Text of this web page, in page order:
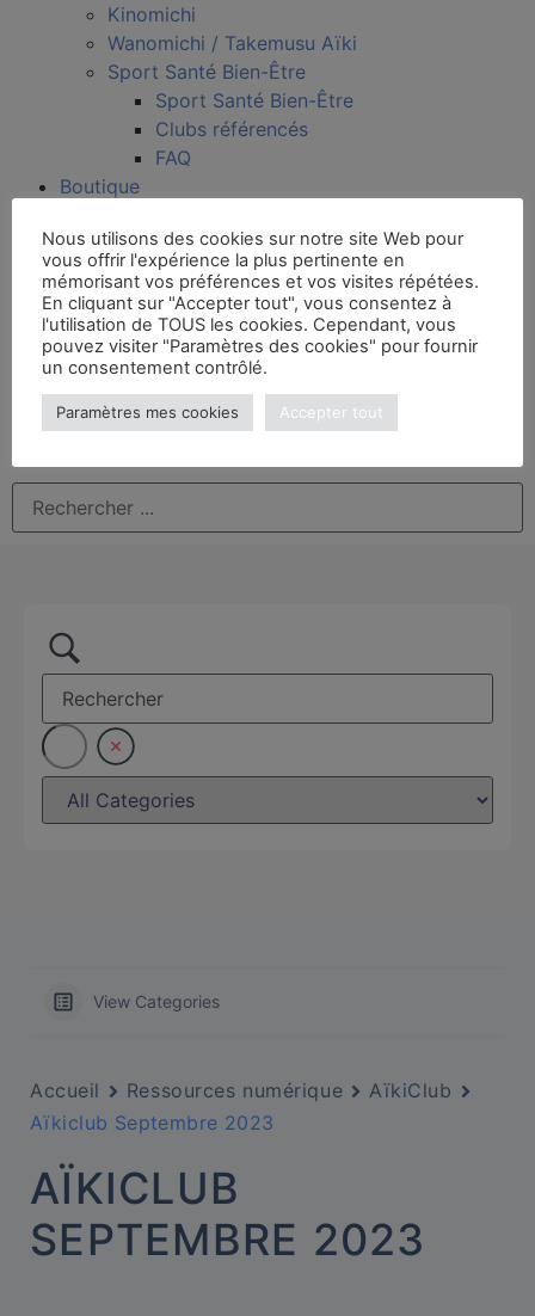
Kinomichi
Wanomichi / Takemusu Aïki
Sport Santé Bien-Être
Sport Santé Bien-Être
Clubs référencés
FAQ
Boutique
Grades
Clubs
Licence et assurance
Ressources clubs
Recherche enseignant
Mon espace FFAAA
View Categories
Accueil Ressources numérique
AïkiClub
Aïkiclub Septembre 2023
AÏKICLUB
SEPTEMBRE 2023
Nous utilisons des cookies sur notre site Web pour
vous offrir l'expérience la plus pertinente en
mémorisant vos préférences et vos visites répétées.
En cliquant sur "Accepter tout", vous consentez à
l'utilisation de TOUS les cookies. Cependant, vous
pouvez visiter "Paramètres des cookies" pour fournir
un consentement contrôlé.
Paramètres mes cookies Accepter tout